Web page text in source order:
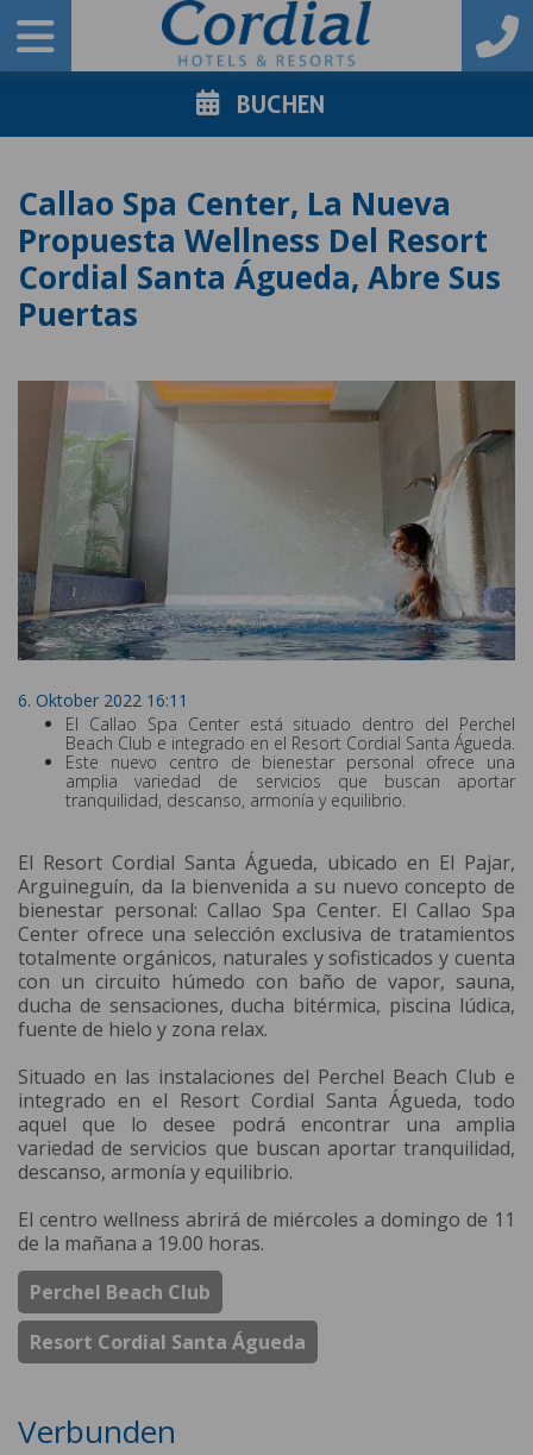
BUCHEN
Callao Spa Center, La Nueva
Propuesta Wellness Del Resort
Cordial Santa Águeda, Abre Sus
Puertas
6. Oktober 2022 16:11
El Callao Spa Center está situado dentro del Perchel
Beach Club e integrado en el Resort Cordial Santa Águeda.
Este nuevo centro de bienestar personal ofrece una
amplia variedad de servicios que buscan aportar
tranquilidad, descanso, armonía y equilibrio.
El Resort Cordial Santa Águeda, ubicado en El Pajar,
Arguineguín, da la bienvenida a su nuevo concepto de
bienestar personal: Callao Spa Center. El Callao Spa
Center ofrece una selección exclusiva de tratamientos
totalmente orgánicos, naturales y sofisticados y cuenta
con un circuito húmedo con baño de vapor, sauna,
ducha de sensaciones, ducha bitérmica, piscina lúdica,
fuente de hielo y zona relax.
Situado en las instalaciones del Perchel Beach Club e
integrado en el Resort Cordial Santa Águeda, todo
aquel que lo desee podrá encontrar una amplia
variedad de servicios que buscan aportar tranquilidad,
descanso, armonía y equilibrio.
El centro wellness abrirá de miércoles a domingo de 11
de la mañana a 19.00 horas.
Perchel Beach Club
Resort Cordial Santa Águeda
Verbunden